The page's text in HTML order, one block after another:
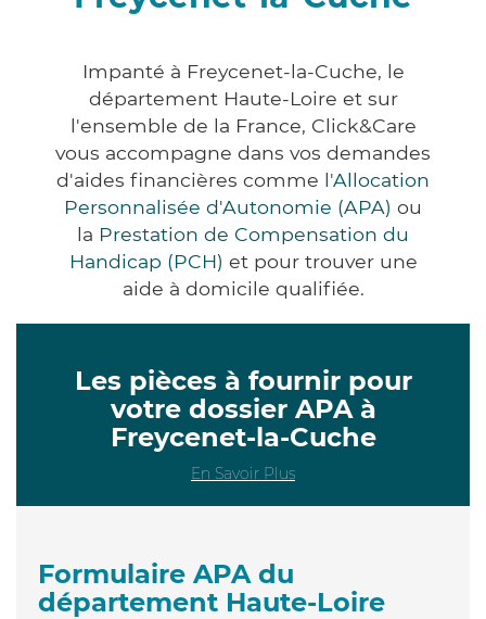
Impanté à Freycenet-la-Cuche, le
département Haute-Loire et sur
l'ensemble de la France, Click&Care
vous accompagne dans vos demandes
d'aides financières comme l'Allocation
Personnalisée d'Autonomie (APA) ou
la Prestation de Compensation du
Handicap (PCH) et pour trouver une
aide à domicile qualifiée.
Les pièces à fournir pour
votre dossier APA à
Freycenet-la-Cuche
En Savoir Plus
Formulaire APA du
département Haute-Loire